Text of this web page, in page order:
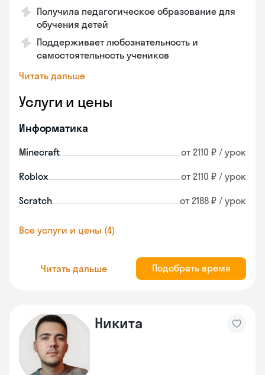
Получила педагогическое образование для
обучения детей
Поддерживает любознательность и
самостоятельность учеников
Читать дальше
Услуги и цены
Информатика
Minecraft от 2110 ₽ / урок
Roblox от 2110 ₽ / урок
Scratch от 2188 ₽ / урок
Все услуги и цены (4)
Читать дальше Подобрать время
Никита